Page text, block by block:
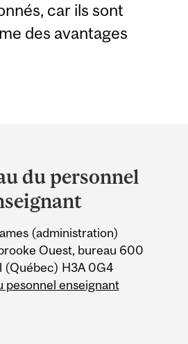
car ils sont
des avantages
du personnel
(administration)
Ouest, bureau 600
(Québec) H3A 0G4
pesonnel enseignant